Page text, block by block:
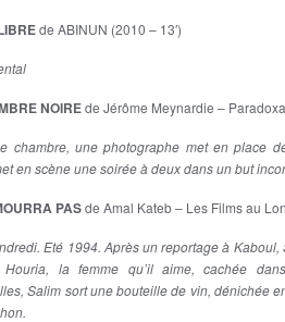
de ABINUN (2010 – 13′)
NOIREde Jérôme Meynardie –
chambre, une photographe met en place
en scène une soirée à deux dans un but
PASde Amal Kateb – Les Films au
Eté 1994. Après un reportage à
Houria, la femme qu’il aime, cachée
Salim sort une bouteille de vin, dénichée